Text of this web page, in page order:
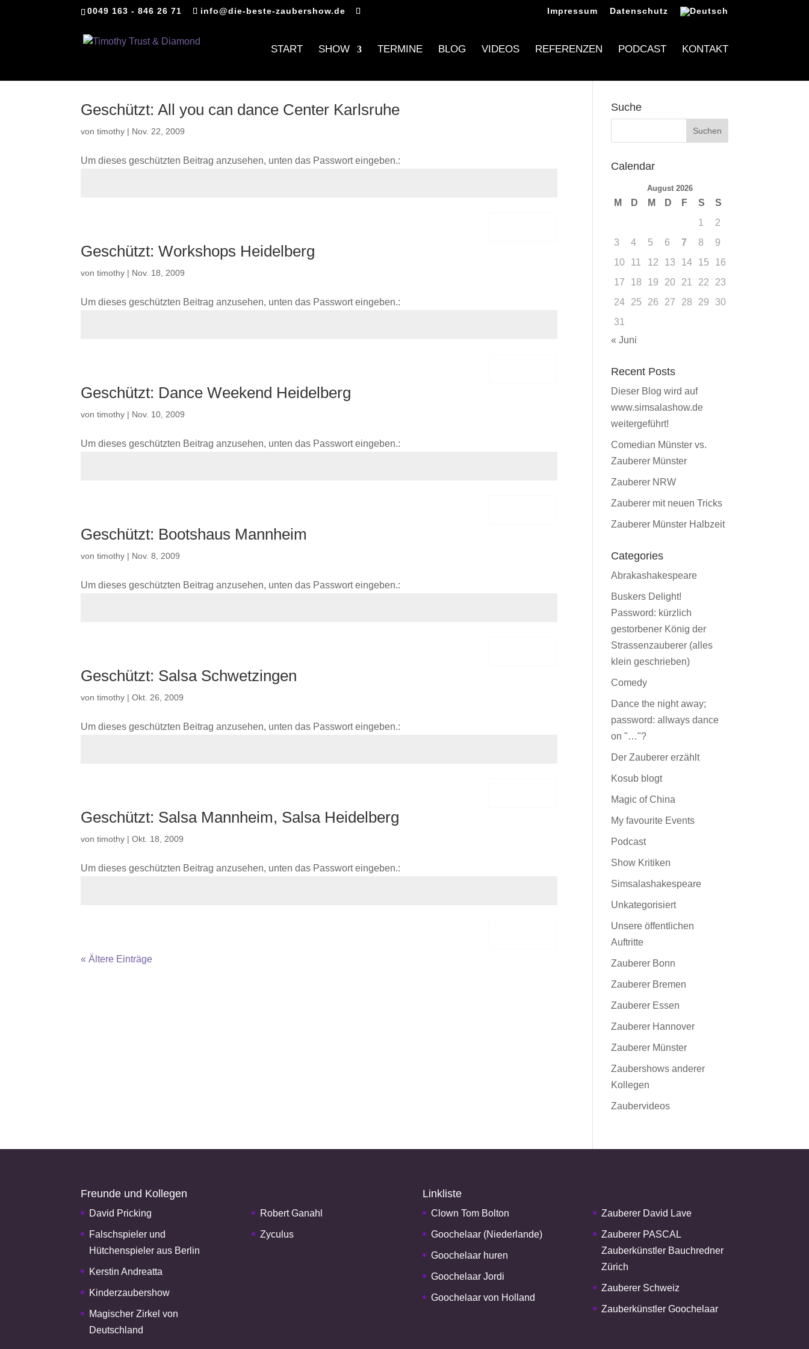
0049 163 - 846 26 71 info@die-beste-zaubershow.de Impressum Datenschutz
START SHOW TERMINE BLOG VIDEOS REFERENZEN PODCAST KONTAKT
Geschützt: All you can dance Center Karlsruhe
vontimothy | Nov. 22, 2009
Um dieses geschützten Beitrag anzusehen, unten das Passwort eingeben.:
Geschützt: Workshops Heidelberg
vontimothy | Nov. 18, 2009
Um dieses geschützten Beitrag anzusehen, unten das Passwort eingeben.:
Geschützt: Dance Weekend Heidelberg
vontimothy | Nov. 10, 2009
Um dieses geschützten Beitrag anzusehen, unten das Passwort eingeben.:
Geschützt: Bootshaus Mannheim
vontimothy | Nov. 8, 2009
Um dieses geschützten Beitrag anzusehen, unten das Passwort eingeben.:
Geschützt: Salsa Schwetzingen
vontimothy |Okt. 26, 2009
Um dieses geschützten Beitrag anzusehen, unten das Passwort eingeben.:
Geschützt: Salsa Mannheim, Salsa Heidelberg
vontimothy |Okt. 18, 2009
Um dieses geschützten Beitrag anzusehen, unten das Passwort eingeben.:
« Ältere Einträge
Suche
Calendar
August 2026
M D M D F S
S
1
2
3
4 5 6 7 8
9
10
11 12 13 14 15
16
17
18 19 20 21 22
23
24
25 26 27 28 29
30
31
« Juni
Recent Posts
Dieser Blog wird auf
www.simsalashow.de
weitergeführt!
Comedian Münster vs.
Zauberer Münster
Zauberer NRW
Zauberer mit neuen Tricks
Zauberer Münster Halbzeit
Categories
Abrakashakespeare
Buskers Delight!
Password: kürzlich
gestorbener König der
Strassenzauberer (alles
klein geschrieben)
Comedy
Dance the night away;
password: allways dance
on "…"?
Der Zauberer erzählt
Kosub blogt
Magic of China
My favourite Events
Podcast
Show Kritiken
Simsalashakespeare
Unkategorisiert
Unsere öffentlichen
Auftritte
Zauberer Bonn
Zauberer Bremen
Zauberer Essen
Zauberer Hannover
Zauberer Münster
Zaubershows anderer
Kollegen
Zaubervideos
Freunde und Kollegen
David Pricking
Falschspieler und
Hütchenspieler aus Berlin
Kerstin Andreatta
Kinderzaubershow
Magischer Zirkel von
Deutschland
Robert Ganahl
Zyculus
Linkliste
Clown Tom Bolton
Goochelaar (Niederlande)
Goochelaar huren
Goochelaar Jordi
Goochelaar von Holland
Zauberer David Lave
Zauberer PASCAL
Zauberkünstler Bauchredner
Zürich
Zauberer Schweiz
Zauberkünstler Goochelaar